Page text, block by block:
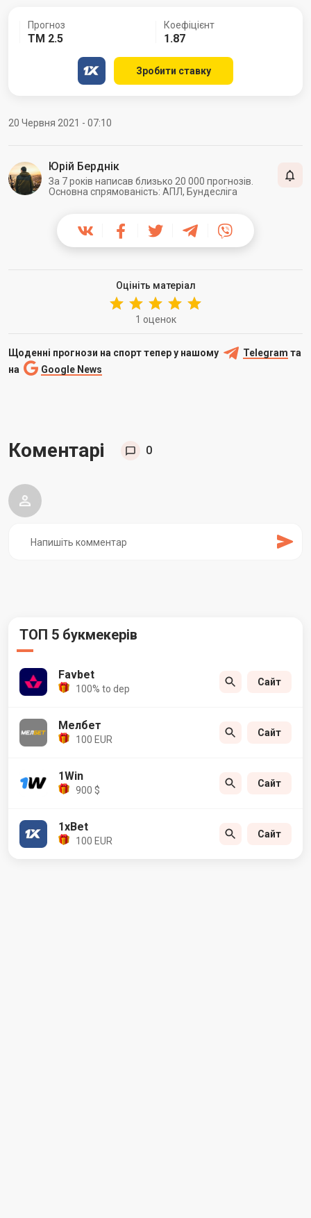
Прогноз
ТМ 2.5
Коефіцієнт
1.87
Зробити ставку
20 Червня 2021 - 07:10
Юрій Берднік
За 7 років написав близько 20 000 прогнозів.
Основна спрямованість: АПЛ, Бундесліга
Оцініть матеріал
1 оценок
Щоденні прогнози на спорт тепер у нашому Telegram та
на
Google News
Коментарі 0
ТОП 5 букмекерів
Favbet
100% to dep
Сайт
Мелбет
100 EUR
Сайт
1Win
900 $
Сайт
1xBet
100 EUR
Сайт